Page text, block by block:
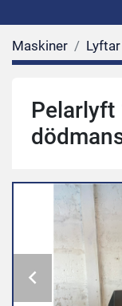
Maskiner
Pelarlyft